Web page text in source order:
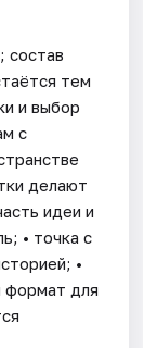
состав
тем
и выбор
с
делают
идеи и
• точка с
•
формат для